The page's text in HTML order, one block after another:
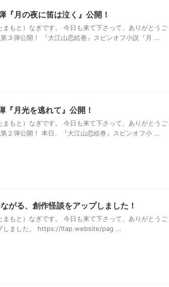
『月の夜に笛は泣く』公開！
もと）なぎです。 今日も来て下さって、ありがとうご
３弾公開！ 『大江山恋絵巻』スピンオフ小説『月 ...
『月光を逃れて』公開！
もと）なぎです。 今日も来て下さって、ありがとうご
２弾公開！ 本日、『大江山恋絵巻』スピンオフ小 ...
がる、創作怪談をアップしました！
もと）なぎです。 今日も来て下さって、ありがとうご
しました。 https://ltap.website/pag ...